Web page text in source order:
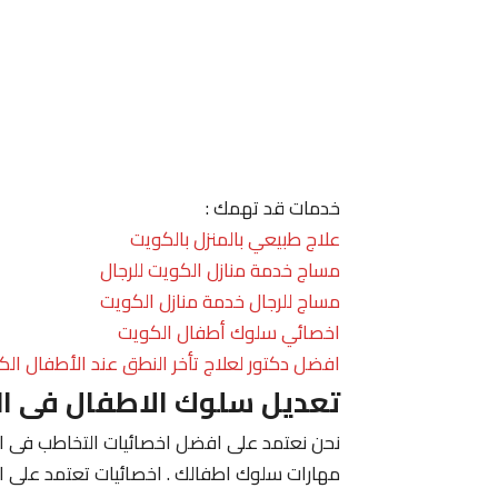
خدمات قد تهمك :
علاج طبيعي بالمنزل بالكويت
مساج خدمة منازل الكويت للرجال
مساج للرجال خدمة منازل الكويت
اخصائي سلوك أطفال الكويت
افضل دكتور لعلاج تأخر النطق عند الأطفال
تعديل سلوك الاطفال فى
نحن نعتمد على افضل اخصائيات التخاطب فى
مهارات سلوك اطفالك . اخصائيات تعتمد على